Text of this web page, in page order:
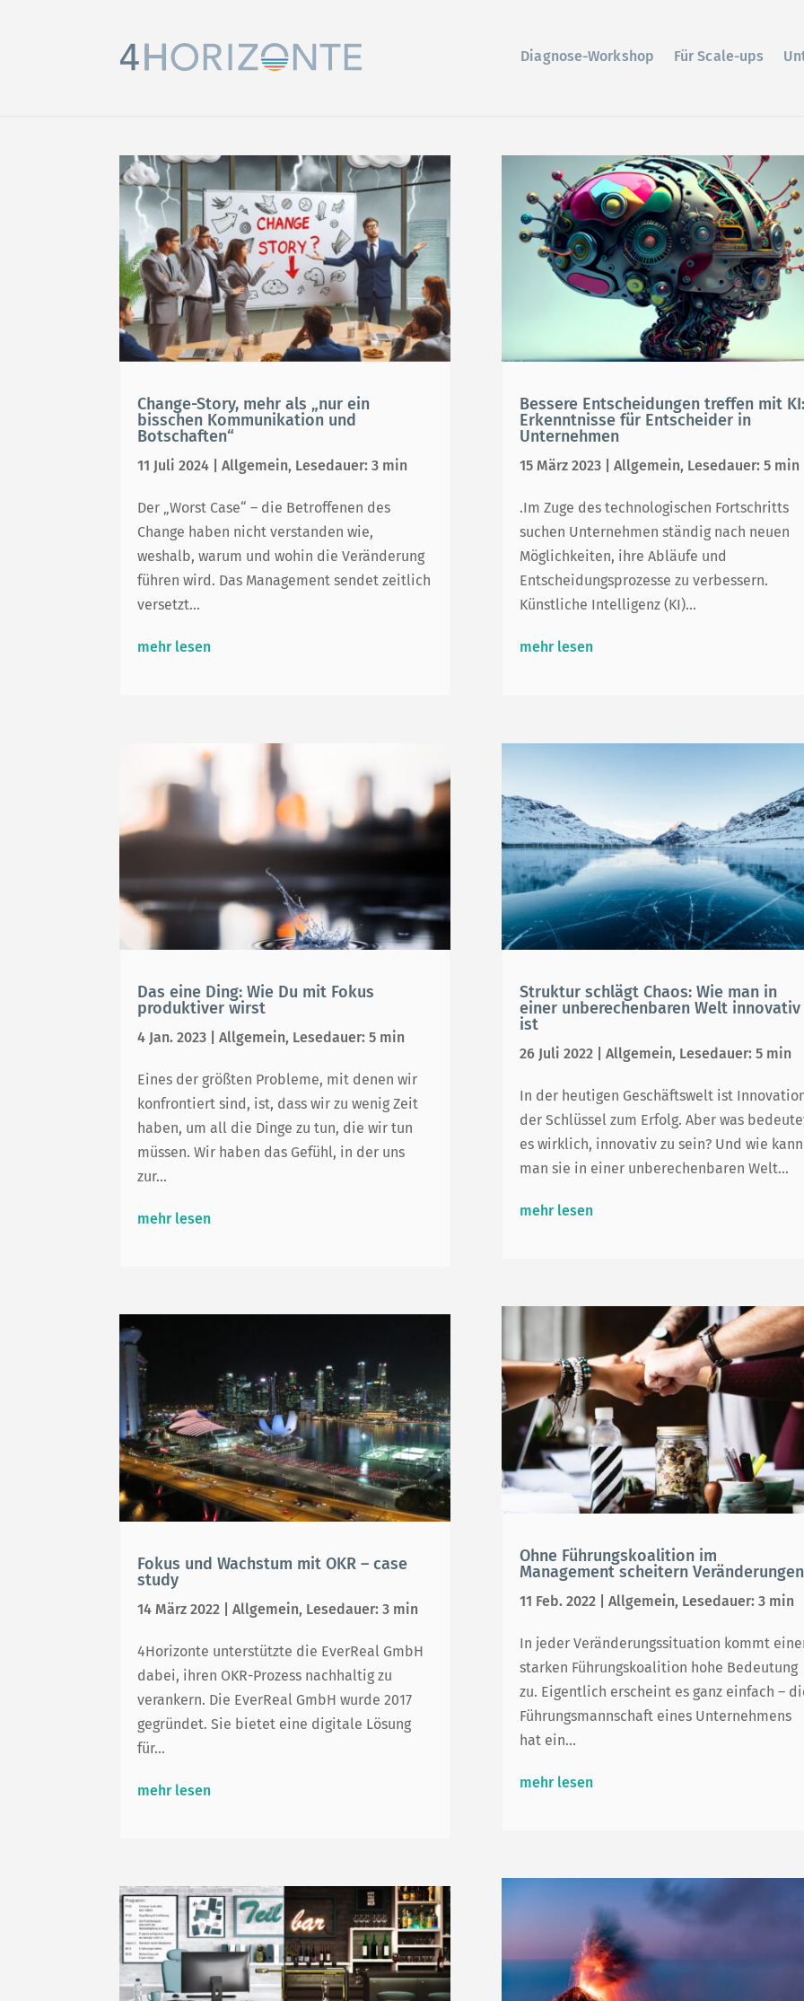
STARTSEITE
ANALYSE-WORKSHOP
FÜR START-UPS
ÜBER UNS
KONTAKT
Diagnose-Workshop Für Scale-ups
Change-Story, mehr als „nur ein
bisschen Kommunikation und
Botschaften“
11 Juli 2024 |Allgemein, Lesedauer: 3 min
Der „Worst Case“ – die Betroffenen des
Change haben nicht verstanden wie,
weshalb, warum und wohin die Veränderung
führen wird. Das Management sendet zeitlich
versetzt...
mehr lesen
Das eine Ding: Wie Du mit Fokus
produktiver wirst
4 Jan. 2023 |Allgemein, Lesedauer: 5 min
Eines der größten Probleme, mit denen wir
konfrontiert sind, ist, dass wir zu wenig Zeit
haben, um all die Dinge zu tun, die wir tun
müssen. Wir haben das Gefühl, in der uns
zur...
mehr lesen
Fokus und Wachstum mit OKR – case
study
14 März 2022 |Allgemein, Lesedauer: 3 min
4Horizonte unterstützte die EverReal GmbH
dabei, ihren OKR-Prozess nachhaltig zu
verankern. Die EverReal GmbH wurde 2017
gegründet. Sie bietet eine digitale Lösung
für...
mehr lesen
Bessere Entscheidungen treffen mit KI:
Erkenntnisse für Entscheider in
Unternehmen
15 März 2023| Allgemein, Lesedauer: 5 min
.Im Zuge des technologischen Fortschritts
suchen Unternehmen ständig nach neuen
Möglichkeiten, ihre Abläufe und
Entscheidungsprozesse zu verbessern.
Künstliche Intelligenz (KI)...
mehr lesen
Struktur schlägt Chaos: Wie man in
einer unberechenbaren Welt innovativ
ist
26 Juli 2022| Allgemein, Lesedauer: 5 min
In der heutigen Geschäftswelt ist
der Schlüssel zum Erfolg. Aber was
es wirklich, innovativ zu sein? Und wie kann
man sie in einer unberechenbaren Welt...
mehr lesen
Ohne Führungskoalition im
Management scheitern Veränderungen
11 Feb. 2022| Allgemein, Lesedauer: 3 min
In jeder Veränderungssituation kommt
starken Führungskoalition hohe Bedeutung
zu. Eigentlich erscheint es ganz einfach –
Führungsmannschaft eines Unternehmens
hat ein...
mehr lesen